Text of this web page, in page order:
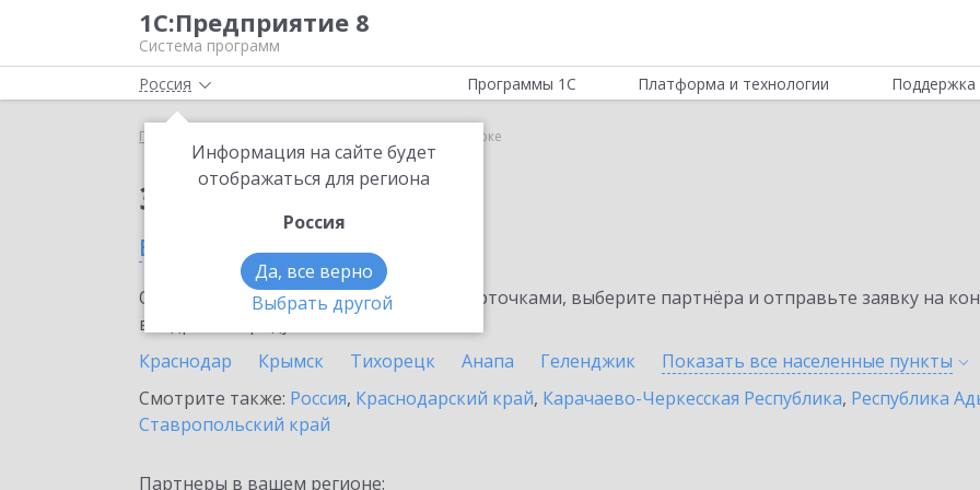
1С:Предприятие 8
Система программ
Россия
Информация на сайте будет
отображаться для региона
Россия
Да, все верно
Выбрать другой
Программы 1С Платформа и технологии Поддержка
Главная mag1c в Темрюке
Заказать mag1c
в Темрюке
Ознакомьтесь с информационными карточками, выберите партнёра и отправьте заявку на
внедрение продукта.
Краснодар
Крымск Тихорецк Анапа Геленджик Показать все населенные пункты
Смотрите также: Россия, Краснодарский край, Карачаево-Черкесская Республика, Республика
Ставропольский край
Партнеры в вашем регионе: